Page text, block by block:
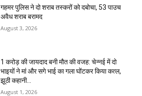
गहमर पुलिस ने दो शराब तस्करों को दबोचा, 53 पाउच
अवैध शराब बरामद
August 3, 2026
1 करोड़ की जायदाद बनी मौत की वजह: चेन्नई में दो
भाइयों ने मां और सगे भाई का गला घोंटकर किया कत्ल,
झूठी कहानी...
August 1, 2026